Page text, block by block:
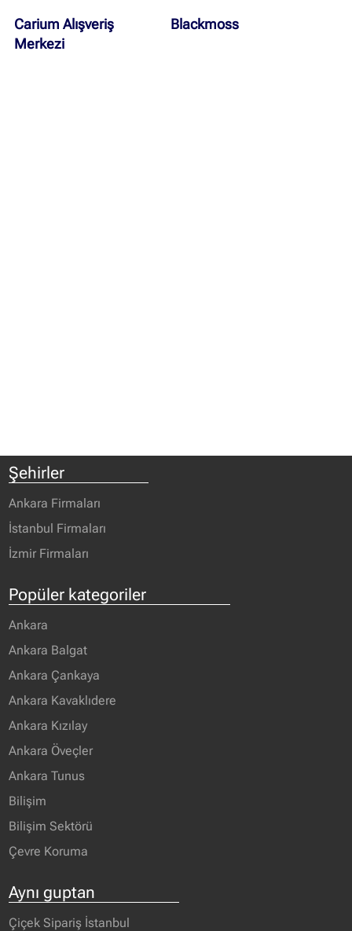
Carium Alışveriş
Merkezi
Blackmoss
Şehirler
Ankara Firmaları
İstanbul Firmaları
İzmir Firmaları
Popüler kategoriler
Ankara
Ankara Balgat
Ankara Çankaya
Ankara Kavaklıdere
Ankara Kızılay
Ankara Öveçler
Ankara Tunus
Bilişim
Bilişim Sektörü
Çevre Koruma
Aynı guptan
Çiçek Sipariş İstanbul